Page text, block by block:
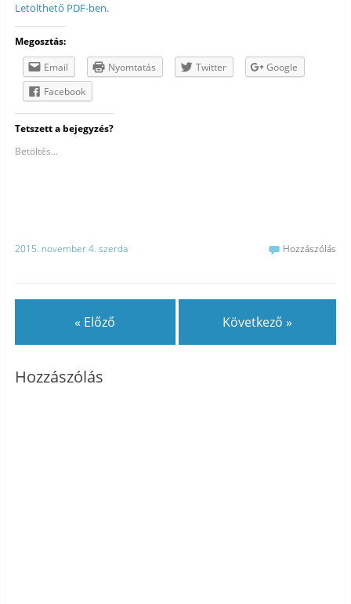
Letölthető PDF-ben.
Megosztás:
Email
Nyomtatás Twitter
Google
Facebook
Tetszett a bejegyzés?
Betöltés...
2015. november 4. szerda Hozzászólás
« Előző Következő »
Hozzászólás